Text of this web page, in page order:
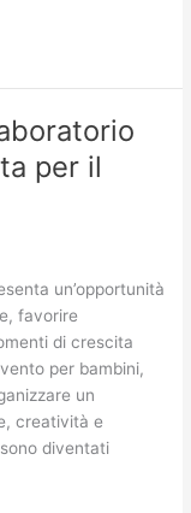
per il
un’opportunità
favorire
di crescita
per bambini,
un
creatività e
diventati